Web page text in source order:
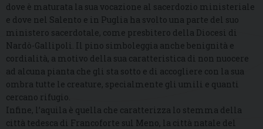
dove è maturata la sua vocazione al sacerdozio ministeriale
e dove nel Salento e in Puglia ha svolto una parte del suo
ministero sacerdotale, come presbitero della Diocesi di
Nardò-Gallipoli. Il pino simboleggia anche benignità e
cordialità, a motivo della sua caratteristica di non nuocere
ad alcuna pianta che gli sta sotto e di accogliere con la sua
ombra tutte le creature, specialmente gli umili e quanti
cercano rifugio.
Infine, l’aquila è quella che caratterizza lo stemma della
città tedesca di Francoforte sul Meno, la città natale del